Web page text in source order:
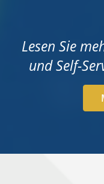
Lesen Sie
und Self-